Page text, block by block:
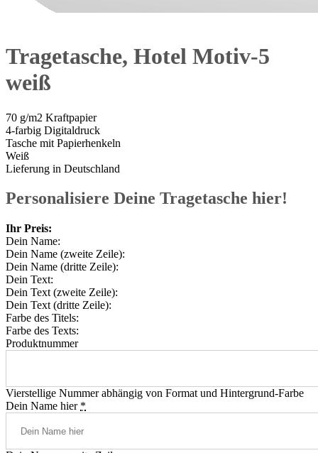
Tragetasche, Hotel Motiv-5
weiß
70 g/m2 Kraftpapier
4-farbig Digitaldruck
Tasche mit Papierhenkeln
Weiß
Lieferung in Deutschland
Personalisiere Deine Tragetasche hier!
Ihr Preis:
Dein Name:
Dein Name (zweite Zeile):
Dein Name (dritte Zeile):
Dein Text:
Dein Text (zweite Zeile):
Dein Text (dritte Zeile):
Farbe des Titels:
Farbe des Texts:
Produktnummer
Vierstellige Nummer abhängig von Format und Hintergrund-Farbe
Dein Name hier *